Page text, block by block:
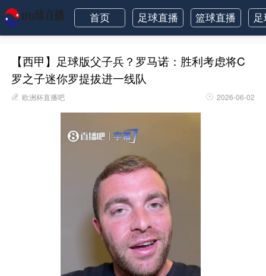
首页 足球直播 篮球直播
【西甲】足球版父子兵？罗马诺：胜利考虑将C
罗之子迷你罗提拔进一线队
欧洲杯直播吧 2026-06-02